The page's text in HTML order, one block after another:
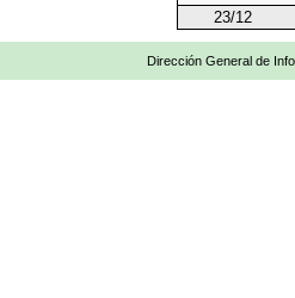
23/12
Dirección General de